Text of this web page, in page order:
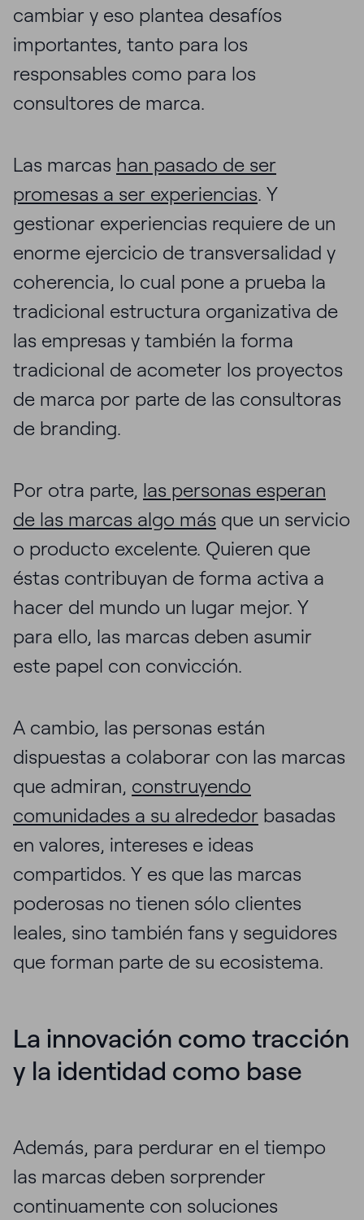
cambiar y eso plantea desafíos
importantes, tanto para los
responsables como para los
consultores de marca.
Las marcas han pasado de ser
promesas a ser experiencias. Y
gestionar experiencias requiere de un
enorme ejercicio de transversalidad y
coherencia, lo cual pone a prueba la
tradicional estructura organizativa de
las empresas y también la forma
tradicional de acometer los proyectos
de marca por parte de las consultoras
de branding.
Por otra parte, las personas esperan
de las marcas algo más que un servicio
o producto excelente. Quieren que
éstas contribuyan de forma activa a
hacer del mundo un lugar mejor. Y
para ello, las marcas deben asumir
este papel con convicción.
A cambio, las personas están
dispuestas a colaborar con las marcas
que admiran, construyendo
comunidades a su alrededor basadas
en valores, intereses e ideas
compartidos. Y es que las marcas
poderosas no tienen sólo clientes
leales, sino también fans y seguidores
que forman parte de su ecosistema.
La innovación como tracción
y la identidad como base
Además, para perdurar en el tiempo
las marcas deben sorprender
continuamente con soluciones